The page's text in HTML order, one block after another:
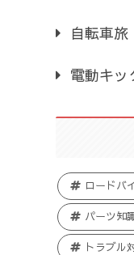
自転車旅
電動キッ
ロードバ
パーツ知
トラブル